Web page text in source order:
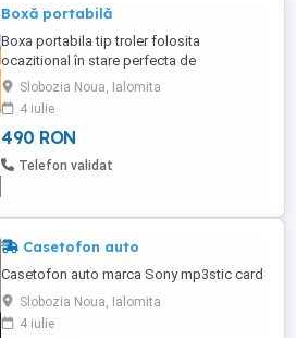
Boxă portabilă
Boxa portabila tip troler folosita
ocazitional în stare perfecta de
funcționare 2 telecomenzi microfon și
mufă de încărcare
Slobozia Noua, Ialomita
4 iulie
490 RON
Telefon validat
Casetofon auto
Casetofon auto marca Sony mp3stic card
Slobozia Noua, Ialomita
4 iulie